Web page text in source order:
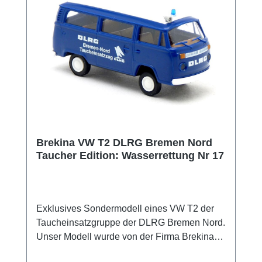
Brekina VW T2 DLRG Bremen Nord
Taucher Edition: Wasserrettung Nr 17
Exklusives Sondermodell eines VW T2 der
Taucheinsatzgruppe der DLRG Bremen Nord.
Unser Modell wurde von der Firma Brekina